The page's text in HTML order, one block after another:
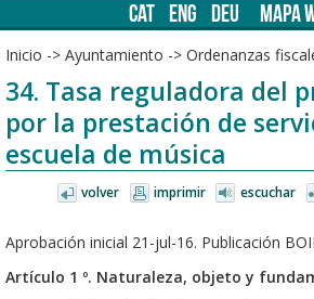
CAT ENG DEU MAPA
Inicio -> Ayuntamiento -> Ordenanzas
34. Tasa reguladora del
por la prestación de
escuela de música
volver imprimir escuchar
Aprobación inicial 21-jul-16. Publicación
Artículo 1 º. Naturaleza, objeto y